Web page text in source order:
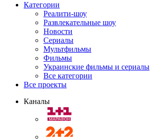
Категории
Реалити-шоу
Развлекательные шоу
Новости
Сериалы
Мультфильмы
Фильмы
Украинские фильмы и сериалы
Все категории
Все проекты
Каналы